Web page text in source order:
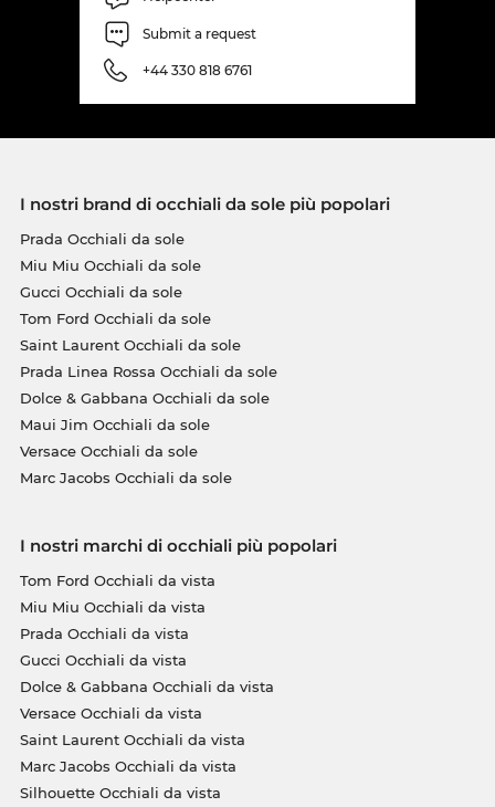
Submit a request
+44 330 818 6761
I nostri brand di occhiali da sole più popolari
Prada Occhiali da sole
Miu Miu Occhiali da sole
Gucci Occhiali da sole
Tom Ford Occhiali da sole
Saint Laurent Occhiali da sole
Prada Linea Rossa Occhiali da sole
Dolce & Gabbana Occhiali da sole
Maui Jim Occhiali da sole
Versace Occhiali da sole
Marc Jacobs Occhiali da sole
I nostri marchi di occhiali più popolari
Tom Ford Occhiali da vista
Miu Miu Occhiali da vista
Prada Occhiali da vista
Gucci Occhiali da vista
Dolce & Gabbana Occhiali da vista
Versace Occhiali da vista
Saint Laurent Occhiali da vista
Marc Jacobs Occhiali da vista
Silhouette Occhiali da vista